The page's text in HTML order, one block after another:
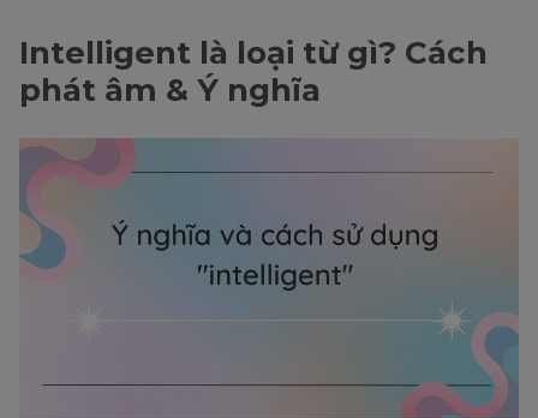
Intelligent là loại từ gì? Cách
phát âm & Ý nghĩa